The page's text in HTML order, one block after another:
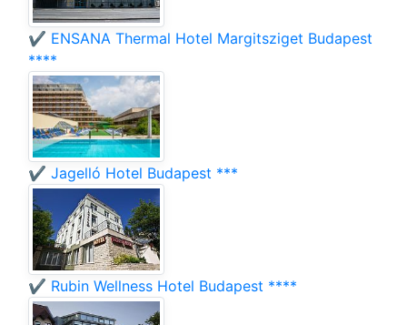
✔️ ENSANA Thermal Hotel Margitsziget Budapest
****
✔️ Jagelló Hotel Budapest ***
✔️ Rubin Wellness Hotel Budapest ****